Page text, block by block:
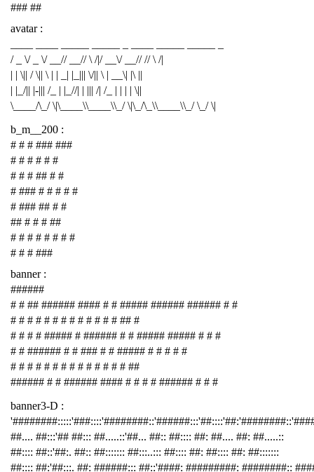
### ##
avatar :
/ _ \/ _ \/ __// __// \ /|/ __\/ __// // \ /|
| | \|| / \|| \ | | _| |_||| \/|| \ | __\| |\ ||
| |_/|| |-||| /_ | |_//| | ||| /| /_ | | | | \||
\____/\_/ \|\____\\____\\_/ \|\_/\_\\____\\_/ \_/ \|
b_m__200 :
# # # ### ###
# # # # # #
# # # ## # #
# ### # # # # #
# ### ## # #
## # # # ##
# # # # # # # #
# # # ###
banner :
######
# # ## ###### #### # # ##### ###### ###### # #
# # # # # # # # # # # # # ## #
# # # # ##### # ###### # # ##### ##### # # #
# # ###### # # ### # # ##### # # # # #
# # # # # # # # # # # # # # ##
###### # # ###### #### # # # # ###### # # #
banner3-D :
##.... ##:::'## ##::: ##.....::'##... ##:: ##:::: ##: ##.... ##: ##.....::
##:::: ##::'##:. ##:: ##::::::: ##:::..::: ##:::: ##: ##:::: ##: ##:::::::
##:::: ##:'##:::. ##: ######::: ##::'####: #########: ########::